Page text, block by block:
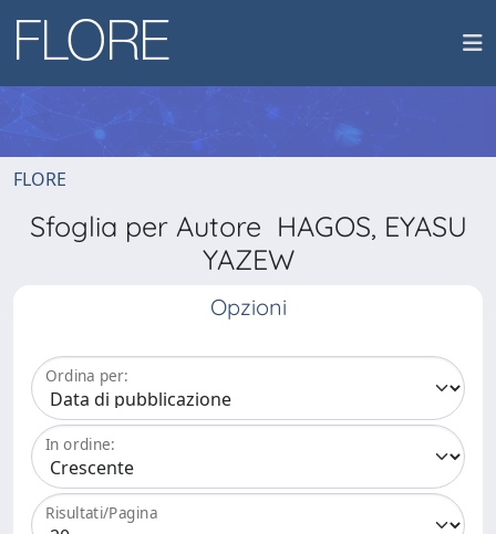
FLORE
Sfoglia per Autore HAGOS, EYASU
YAZEW
Opzioni
Ordina per:
In ordine:
Risultati/Pagina